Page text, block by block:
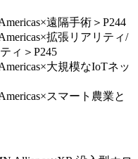
遠隔手術＞P244
拡張リアリティ/
ィ＞P245
大規模なIoTネッ
スマート農業と